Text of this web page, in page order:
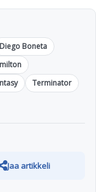
Diego Boneta
Terminator
Jaa artikkeli